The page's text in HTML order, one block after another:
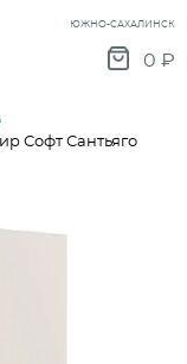
ЮЖНО-САХАЛИНСК
0 ₽
Софт Сантьяго